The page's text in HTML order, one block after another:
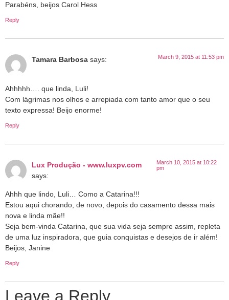
Parabéns, beijos Carol Hess
Reply
Tamara Barbosa says: March 9, 2015 at 11:53 pm
Ahhhhh…. que linda, Luli!
Com lágrimas nos olhos e arrepiada com tanto amor que o seu
texto expressa! Beijo enorme!
Reply
Lux Produção - www.luxpv.com
says:
March 10, 2015 at 10:22
pm
Ahhh que lindo, Luli… Como a Catarina!!!
Estou aqui chorando, de novo, depois do casamento dessa mais
nova e linda mãe!!
Seja bem-vinda Catarina, que sua vida seja sempre assim, repleta
de uma luz inspiradora, que guia conquistas e desejos de ir além!
Beijos, Janine
Reply
Leave a Reply